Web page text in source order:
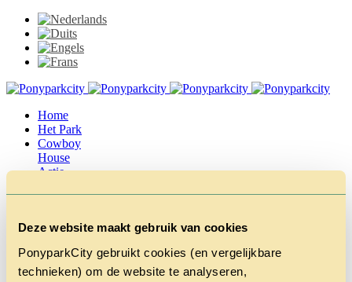
Deze website maakt gebruik van cookies
PonyparkCity gebruikt cookies (en vergelijkbare
technieken) om de website te analyseren,
Home
Het Park
Cowboy
House
Actie
Tarieven &